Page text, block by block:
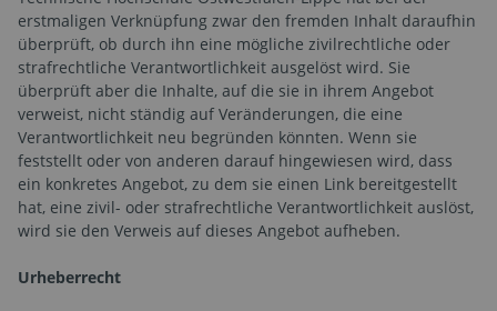
erstmaligen Verknüpfung zwar den fremden Inhalt daraufhin
überprüft, ob durch ihn eine mögliche zivilrechtliche oder
strafrechtliche Verantwortlichkeit ausgelöst wird. Sie
überprüft aber die Inhalte, auf die sie in ihrem Angebot
verweist, nicht ständig auf Veränderungen, die eine
Verantwortlichkeit neu begründen könnten. Wenn sie
feststellt oder von anderen darauf hingewiesen wird, dass
ein konkretes Angebot, zu dem sie einen Link bereitgestellt
hat, eine zivil- oder strafrechtliche Verantwortlichkeit auslöst,
wird sie den Verweis auf dieses Angebot aufheben.
Urheberrecht